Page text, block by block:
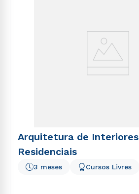
Arquitetura de Interiores
Residenciais
3 meses Cursos Livres